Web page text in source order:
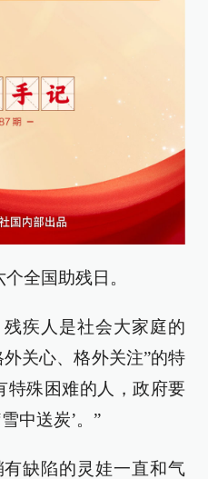
全国助残日。
疾人是社会大家庭的
关心、格外关注”的特
特殊困难的人，政府要
中送炭’。”
缺陷的灵娃一直和气